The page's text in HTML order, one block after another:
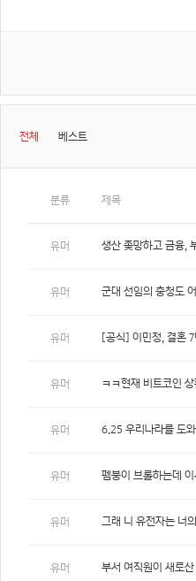
전체 베스트
분류 제목
유머 생산 좆망하고 금융,
유머 군대 선임의 충청도
유머 [공식] 이민정, 결혼
유머 ㅋㅋ현재 비트코인
유머 6.25 우리나라를 도
유머 펨붕이 브롤하는데
유머 그래 니 유전자는 너
유머 부서 여직원이 새로